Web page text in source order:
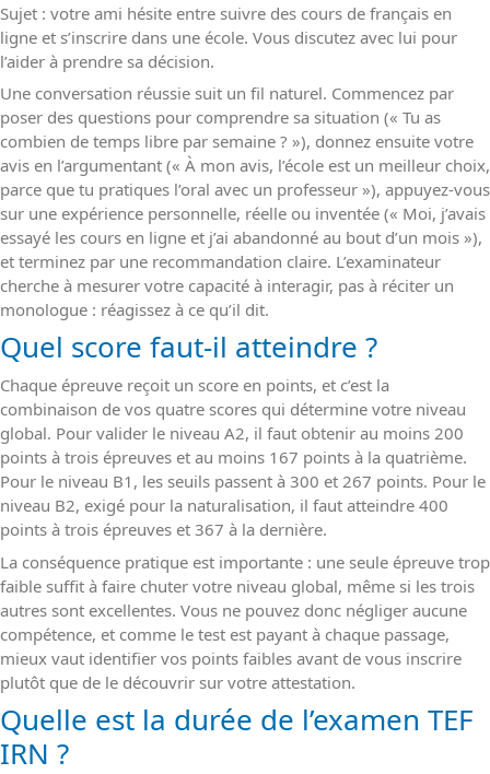
Sujet : votre ami hésite entre suivre des cours de français en
ligne et s’inscrire dans une école. Vous discutez avec lui pour
l’aider à prendre sa décision.
Une conversation réussie suit un fil naturel. Commencez par
poser des questions pour comprendre sa situation (« Tu as
combien de temps libre par semaine ? »), donnez ensuite votre
avis en l’argumentant (« À mon avis, l’école est un meilleur choix,
parce que tu pratiques l’oral avec un professeur »), appuyez-vous
sur une expérience personnelle, réelle ou inventée (« Moi, j’avais
essayé les cours en ligne et j’ai abandonné au bout d’un mois »),
et terminez par une recommandation claire. L’examinateur
cherche à mesurer votre capacité à interagir, pas à réciter un
monologue : réagissez à ce qu’il dit.
Quel score faut-il atteindre ?
Chaque épreuve reçoit un score en points, et c’est la
combinaison de vos quatre scores qui détermine votre niveau
global. Pour valider le niveau A2, il faut obtenir au moins 200
points à trois épreuves et au moins 167 points à la quatrième.
Pour le niveau B1, les seuils passent à 300 et 267 points. Pour le
niveau B2, exigé pour la naturalisation, il faut atteindre 400
points à trois épreuves et 367 à la dernière.
La conséquence pratique est importante : une seule épreuve trop
faible suffit à faire chuter votre niveau global, même si les trois
autres sont excellentes. Vous ne pouvez donc négliger aucune
compétence, et comme le test est payant à chaque passage,
mieux vaut identifier vos points faibles avant de vous inscrire
plutôt que de le découvrir sur votre attestation.
Quelle est la durée de l’examen TEF
IRN ?